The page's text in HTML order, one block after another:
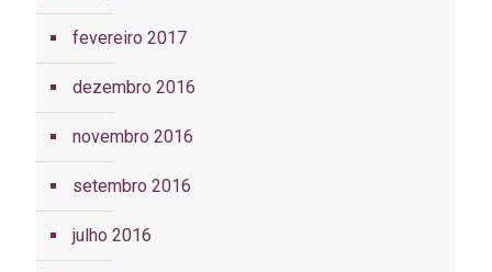
fevereiro 2017
dezembro 2016
novembro 2016
setembro 2016
julho 2016